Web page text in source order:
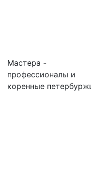
Мастера -
профессионалы и
коренные